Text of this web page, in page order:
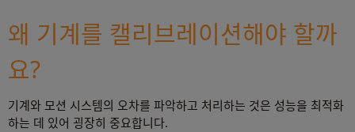
왜 기계를 캘리브레이션해야 할까
요?
기계와 모션 시스템의 오차를 파악하고 처리하는 것은 성능을 최적화
하는 데 있어 굉장히 중요합니다.